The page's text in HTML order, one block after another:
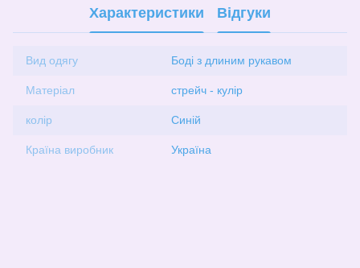
Характеристики Відгуки
Вид одягу Боді з длиним рукавом
Матеріал стрейч - кулір
колір Синій
Країна виробник Україна